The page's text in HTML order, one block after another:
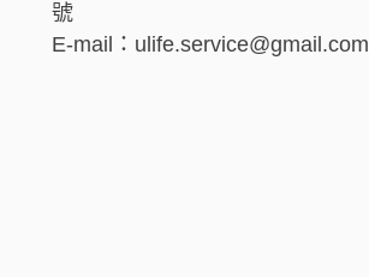
號
E-mail：ulife.service@gmail.com